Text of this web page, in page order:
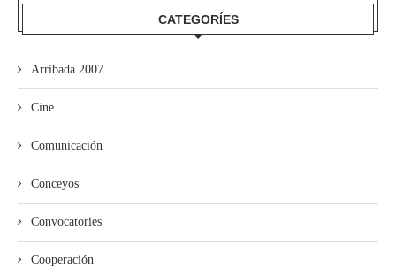
CATEGORÍES
Arribada 2007
Cine
Comunicación
Conceyos
Convocatories
Cooperación